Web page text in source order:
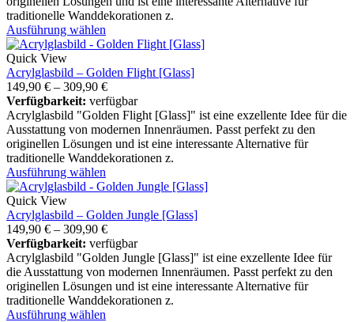
traditionelle Wanddekorationen z.
Ausführung wählen
Quick View
Acrylglasbild – Golden Flight [Glass]
149,90 € – 309,90 €
Verfügbarkeit: verfügbar
Acrylglasbild "Golden Flight [Glass]" ist eine exzellente Idee für die
Ausstattung von modernen Innenräumen. Passt perfekt zu den
originellen Lösungen und ist eine interessante Alternative für
traditionelle Wanddekorationen z.
Ausführung wählen
Quick View
Acrylglasbild – Golden Jungle [Glass]
149,90 € – 309,90 €
Verfügbarkeit: verfügbar
Acrylglasbild "Golden Jungle [Glass]" ist eine exzellente Idee für
die Ausstattung von modernen Innenräumen. Passt perfekt zu den
originellen Lösungen und ist eine interessante Alternative für
traditionelle Wanddekorationen z.
Ausführung wählen